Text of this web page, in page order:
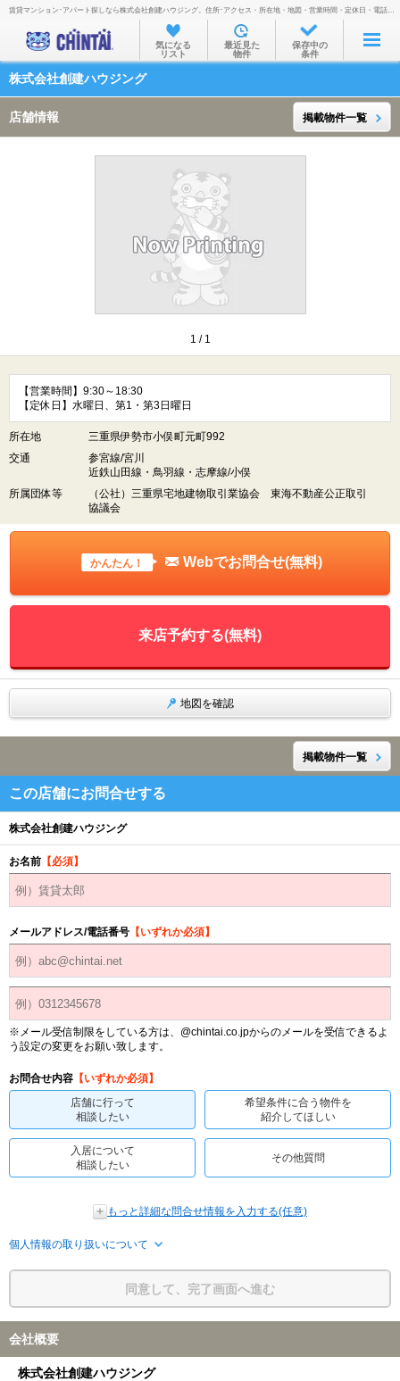
お部屋を探す
沿線・駅から
通勤通学時間から
物件特集から
不動産会社から
TOP
賃貸マンション･アパート探しなら株式会社創建ハウジング。住所･アクセス・所在地・地図・営業時間・定休日・電話番号などを掲載。
気になる
リスト
最近見た
物件
保存中の
条件
株式会社創建ハウジング
店舗情報 掲載物件一覧
1 / 1
【営業時間】9:30～18:30
【定休日】水曜日、第1・第3日曜日
所在地
三重県伊勢市小俣町元町992
交通
参宮線/宮川
近鉄山田線・鳥羽線・志摩線/小俣
所属団体等
（公社）三重県宅地建物取引業協会 東海不動産公正取引
協議会
かんたん！ Webでお問合せ(無料)
来店予約する(無料)
地図を確認
掲載物件一覧
この店舗にお問合せする
株式会社創建ハウジング
お名前 【必須】
メールアドレス/電話番号 【いずれか必須】
※メール受信制限をしている方は、@chintai.co.jpからのメールを受信できるよ
う設定の変更をお願い致します。
お問合せ内容 【いずれか必須】
店舗に行って
相談したい
希望条件に合う物件を
紹介してほしい
入居について
相談したい
その他質問
もっと詳細な問合せ情報を入力する(任意)
個人情報の取り扱いについて
同意して、完了画面へ進む
会社概要
株式会社創建ハウジング